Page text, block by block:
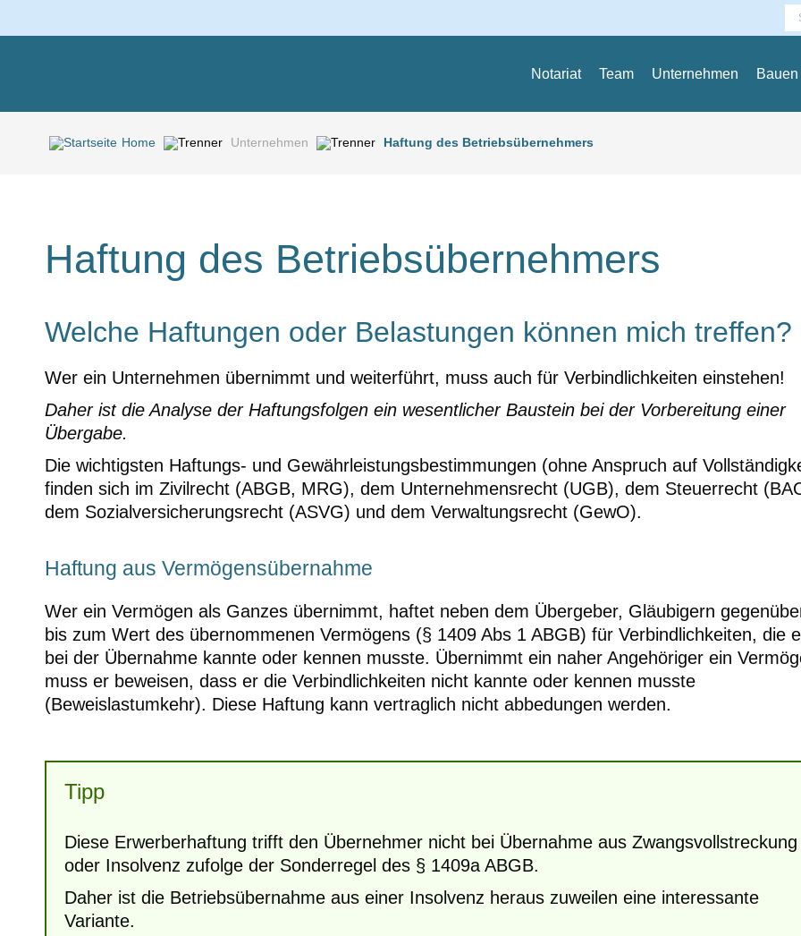
Notariat Team Unternehmen
Home Unternehmen Haftung des Betriebsübernehmers
Haftung des Betriebsübernehmers
Welche Haftungen oder Belastungen können mich treffen?
Wer ein Unternehmen übernimmt und weiterführt, muss auch für Verbindlichkeiten einstehen!
Daher ist die Analyse der Haftungsfolgen ein wesentlicher Baustein bei der Vorbereitung einer
Übergabe.
Die wichtigsten Haftungs- und Gewährleistungsbestimmungen (ohne Anspruch auf
finden sich im Zivilrecht (ABGB, MRG), dem Unternehmensrecht (UGB), dem Steuerrecht
dem Sozialversicherungsrecht (ASVG) und dem Verwaltungsrecht (GewO).
Haftung aus Vermögensübernahme
Wer ein Vermögen als Ganzes übernimmt, haftet neben dem Übergeber, Gläubigern
bis zum Wert des übernommenen Vermögens (§ 1409 Abs 1 ABGB) für Verbindlichkeiten, die
bei der Übernahme kannte oder kennen musste. Übernimmt ein naher Angehöriger ein
muss er beweisen, dass er die Verbindlichkeiten nicht kannte oder kennen musste
(Beweislastumkehr). Diese Haftung kann vertraglich nicht abbedungen werden.
Tipp
Diese Erwerberhaftung trifft den Übernehmer nicht bei Übernahme aus Zwangsvollstreckung
oder Insolvenz zufolge der Sonderregel des § 1409a ABGB.
Daher ist die Betriebsübernahme aus einer Insolvenz heraus zuweilen eine interessante
Variante.